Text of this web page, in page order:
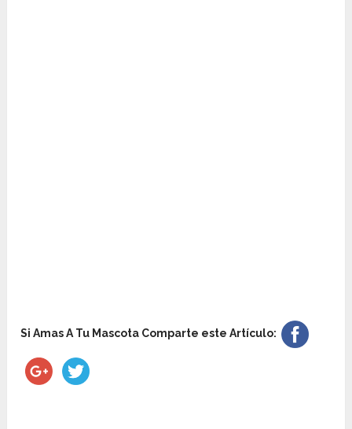
Si Amas A Tu Mascota Comparte este Artículo: